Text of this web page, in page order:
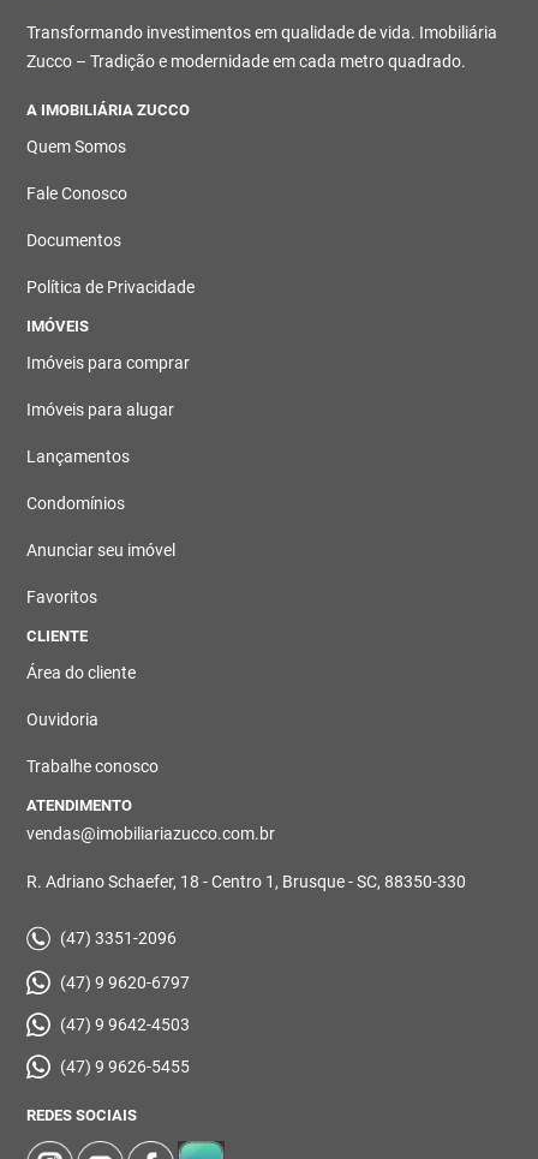
Transformando investimentos em qualidade de vida. Imobiliária
Zucco – Tradição e modernidade em cada metro quadrado.
A IMOBILIÁRIA ZUCCO
Quem Somos
Fale Conosco
Documentos
Política de Privacidade
IMÓVEIS
Imóveis para comprar
Imóveis para alugar
Lançamentos
Condomínios
Anunciar seu imóvel
Favoritos
CLIENTE
Área do cliente
Ouvidoria
Trabalhe conosco
ATENDIMENTO
vendas@imobiliariazucco.com.br
R. Adriano Schaefer, 18 - Centro 1, Brusque - SC, 88350-330
(47) 3351-2096
(47) 9 9620-6797
(47) 9 9642-4503
(47) 9 9626-5455
REDES SOCIAIS